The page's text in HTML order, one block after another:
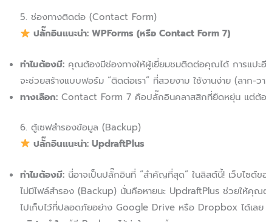
5. ช่องทางติดต่อ (Contact Form)
ปลั๊กอินแนะนำ: WPForms (หรือ Contact Form 7)
ทำไมต้องมี: คุณต้องมีช่องทางให้ผู้เยี่ยมชมติดต่อคุณได้ การแป
จะช่วยสร้างแบบฟอร์ม “ติดต่อเรา” ที่สวยงาม ใช้งานง่าย (ลาก-
ทางเลือก: Contact Form 7 คือปลั๊กอินคลาสสิกที่ยืดหยุ่น แต่ต้อ
6. ตู้เซฟสำรองข้อมูล (Backup)
ปลั๊กอินแนะนำ: UpdraftPlus
ทำไมต้องมี: นี่อาจเป็นปลั๊กอินที่ “สำคัญที่สุด” ในลิสต์นี้! เว็บไซ
ไม่มีไฟล์สำรอง (Backup) นั่นคือหายนะ UpdraftPlus ช่วยให้คุ
ไปเก็บไว้ที่ปลอดภัยอย่าง Google Drive หรือ Dropbox ได้เลย